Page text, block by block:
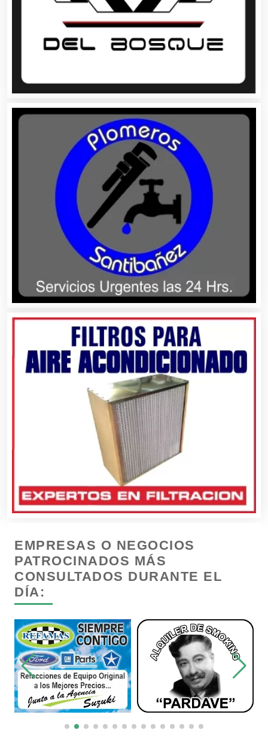
Bancos
Bares y Cantinas
Basculas
Belleza
Bordados y Estampados
Boutiques
Buceo
Cafeterías
Cajas de Ahorro
Cámaras de Comercio
Camiones para Fletes
Cancelería de Aluminio
Carnicerías
Carpinterías
Centros Comerciales
EMPRESAS O NEGOCIOS
PATROCINADOS MÁS
CONSULTADOS DURANTE EL
DÍA: